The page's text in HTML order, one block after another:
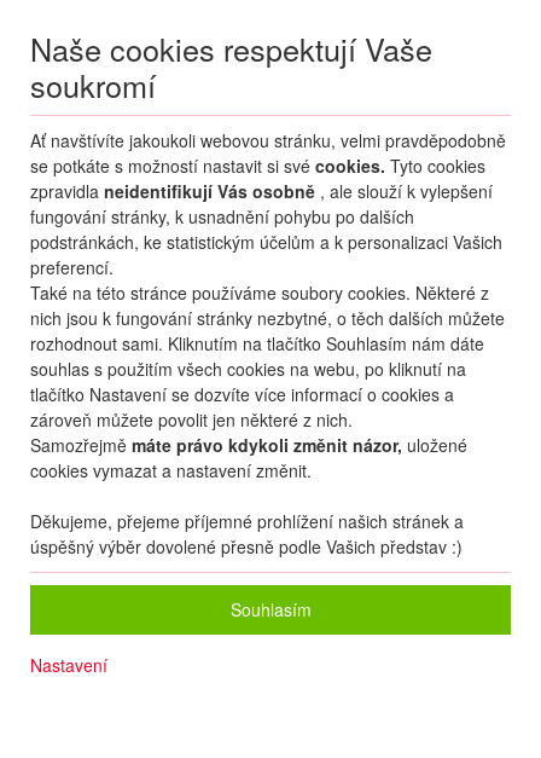
Naše cookies respektují Vaše
soukromí
Ať navštívíte jakoukoli webovou stránku, velmi pravděpodobně
se potkáte s možností nastavit si své cookies. Tyto cookies
zpravidla neidentifikují Vás osobně , ale slouží k vylepšení
fungování stránky, k usnadnění pohybu po dalších
podstránkách, ke statistickým účelům a k personalizaci Vašich
preferencí.
Také na této stránce používáme soubory cookies. Některé z
nich jsou k fungování stránky nezbytné, o těch dalších můžete
rozhodnout sami. Kliknutím na tlačítko Souhlasím nám dáte
souhlas s použitím všech cookies na webu, po kliknutí na
tlačítko Nastavení se dozvíte více informací o cookies a
zároveň můžete povolit jen některé z nich.
Samozřejmě máte právo kdykoli změnit názor, uložené
cookies vymazat a nastavení změnit.
Děkujeme, přejeme příjemné prohlížení našich stránek a
úspěšný výběr dovolené přesně podle Vašich představ :)
Souhlasím
Nastavení
Menu
MojePřihlášení
Destinace nerozhoduje
09.08.-...• 2 osoby